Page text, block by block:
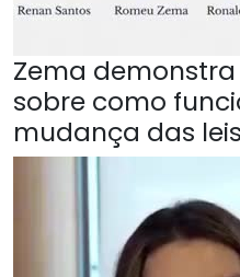
Zema
sobre como
mudança das